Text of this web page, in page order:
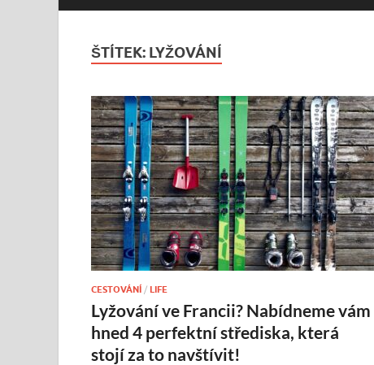
ŠTÍTEK: LYŽOVÁNÍ
CESTOVÁNÍ / LIFE
Lyžování ve Francii? Nabídneme vám
hned 4 perfektní střediska, která
stojí za to navštívit!